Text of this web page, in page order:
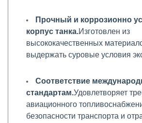
Прочный и коррозионно
корпус танка.Изготовлен из
высококачественных
выдержать суровые условия
Соответствие
стандартам.Удовлетворяет
авиационного
безопасности транспорта и